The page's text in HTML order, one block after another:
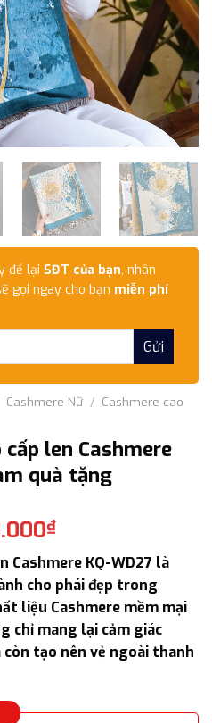
để lại SĐT của bạn, nhân
gọi ngay cho bạn miễn phí
Cashmere Nữ / Cashmere cao
len Cashmere
quà tặng
₫Giá
hiện
tại
là:
1.250.000₫.
Cashmere KQ-WD27 là
cho phái đẹp trong
liệu Cashmere mềm mại
chỉ mang lại cảm giác
tạo nên vẻ ngoài thanh